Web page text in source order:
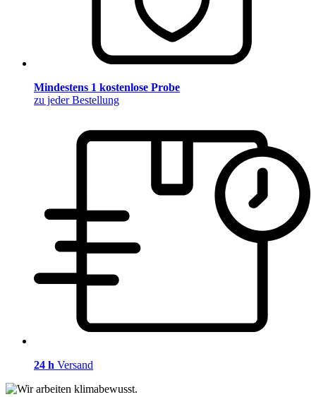
Mindestens 1 kostenlose Probe
zu jeder Bestellung
24 h Versand